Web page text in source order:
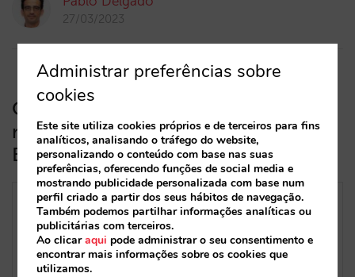
27/03/2023
O fim da paridade. Como definir uma
nova estratégia de preços com a
Booking.com e a Expedia
Administrar preferências sobre
cookies
Este site utiliza cookies próprios e de terceiros para fins
analíticos, analisando o tráfego do website,
personalizando o conteúdo com base nas suas
preferências, oferecendo funções de social media e
mostrando publicidade personalizada com base num
perfil criado a partir dos seus hábitos de navegação.
Também podemos partilhar informações analíticas ou
publicitárias com terceiros.
Ao clicaraqui pode administrar o seu consentimento e
encontrar mais informações sobre os cookies que
utilizamos.